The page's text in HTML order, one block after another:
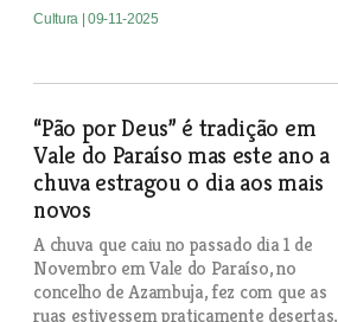
Cultura | 09-11-2025
“Pão por Deus” é tradição em
Vale do Paraíso mas este ano a
chuva estragou o dia aos mais
novos
A chuva que caiu no passado dia 1 de
Novembro em Vale do Paraíso, no
concelho de Azambuja, fez com que as
ruas estivessem praticamente desertas,